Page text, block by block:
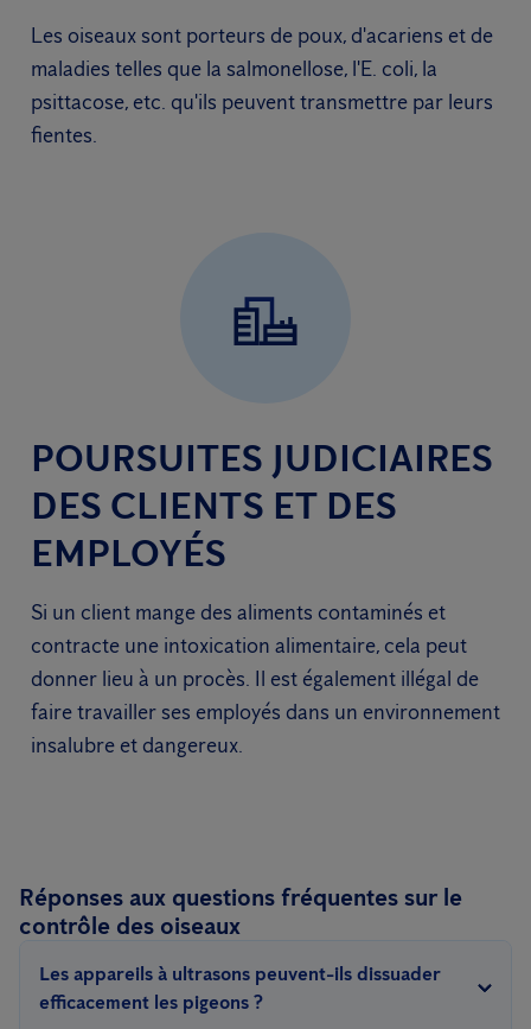
Les oiseaux sont porteurs de poux, d'acariens et de
maladies telles que la salmonellose, l'E. coli, la
psittacose, etc. qu'ils peuvent transmettre par leurs
fientes.
POURSUITES JUDICIAIRES
DES CLIENTS ET DES
EMPLOYÉS
Si un client mange des aliments contaminés et
contracte une intoxication alimentaire, cela peut
donner lieu à un procès. Il est également illégal de
faire travailler ses employés dans un environnement
insalubre et dangereux.
Réponses aux questions fréquentes sur le
contrôle des oiseaux
Les appareils à ultrasons peuvent-ils dissuader
efficacement les pigeons ?